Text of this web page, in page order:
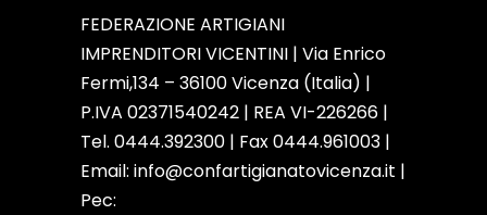
FEDERAZIONE ARTIGIANI
IMPRENDITORI VICENTINI | Via Enrico
Fermi,134 – 36100 Vicenza (Italia) |
P.IVA 02371540242 | REA VI-226266 |
Tel. 0444.392300 | Fax 0444.961003 |
Email: info@confartigianatovicenza.it |
Pec: